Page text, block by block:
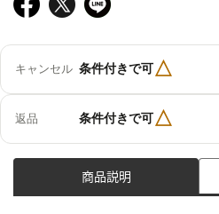
キャンセル 条件付きで可△
返品 条件付きで可△
商品説明